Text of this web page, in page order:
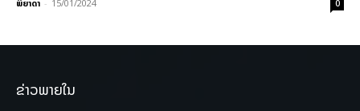
ພິຍາດາ - 15/01/2024 0
ຂ່າວພາຍໃນ